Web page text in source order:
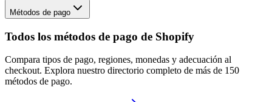
Métodos de pago
Todos los métodos de pago de Shopify
Compara tipos de pago, regiones, monedas y adecuación al
checkout. Explora nuestro directorio completo de más de 150
métodos de pago.